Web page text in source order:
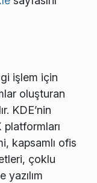
işlem için
oluşturan
KDE’nin
platformları
kapsamlı ofis
çoklu